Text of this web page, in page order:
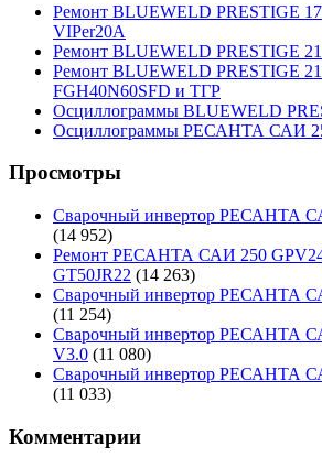
Ремонт BLUEWELD PRESTIGE
VIPer20A
Ремонт BLUEWELD PRESTIGE
Ремонт BLUEWELD PRESTIGE
FGH40N60SFD и ТГР
Осциллограммы BLUEWELD
Осциллограммы РЕСАНТА САИ
Просмотры
Сварочный инвертор РЕСАНТА
(14 952)
Ремонт РЕСАНТА САИ 250
GT50JR22 (14 263)
Сварочный инвертор РЕСАНТА
(11 254)
Сварочный инвертор РЕСАНТА
V3.0 (11 080)
Сварочный инвертор РЕСАНТА
(11 033)
Комментарии